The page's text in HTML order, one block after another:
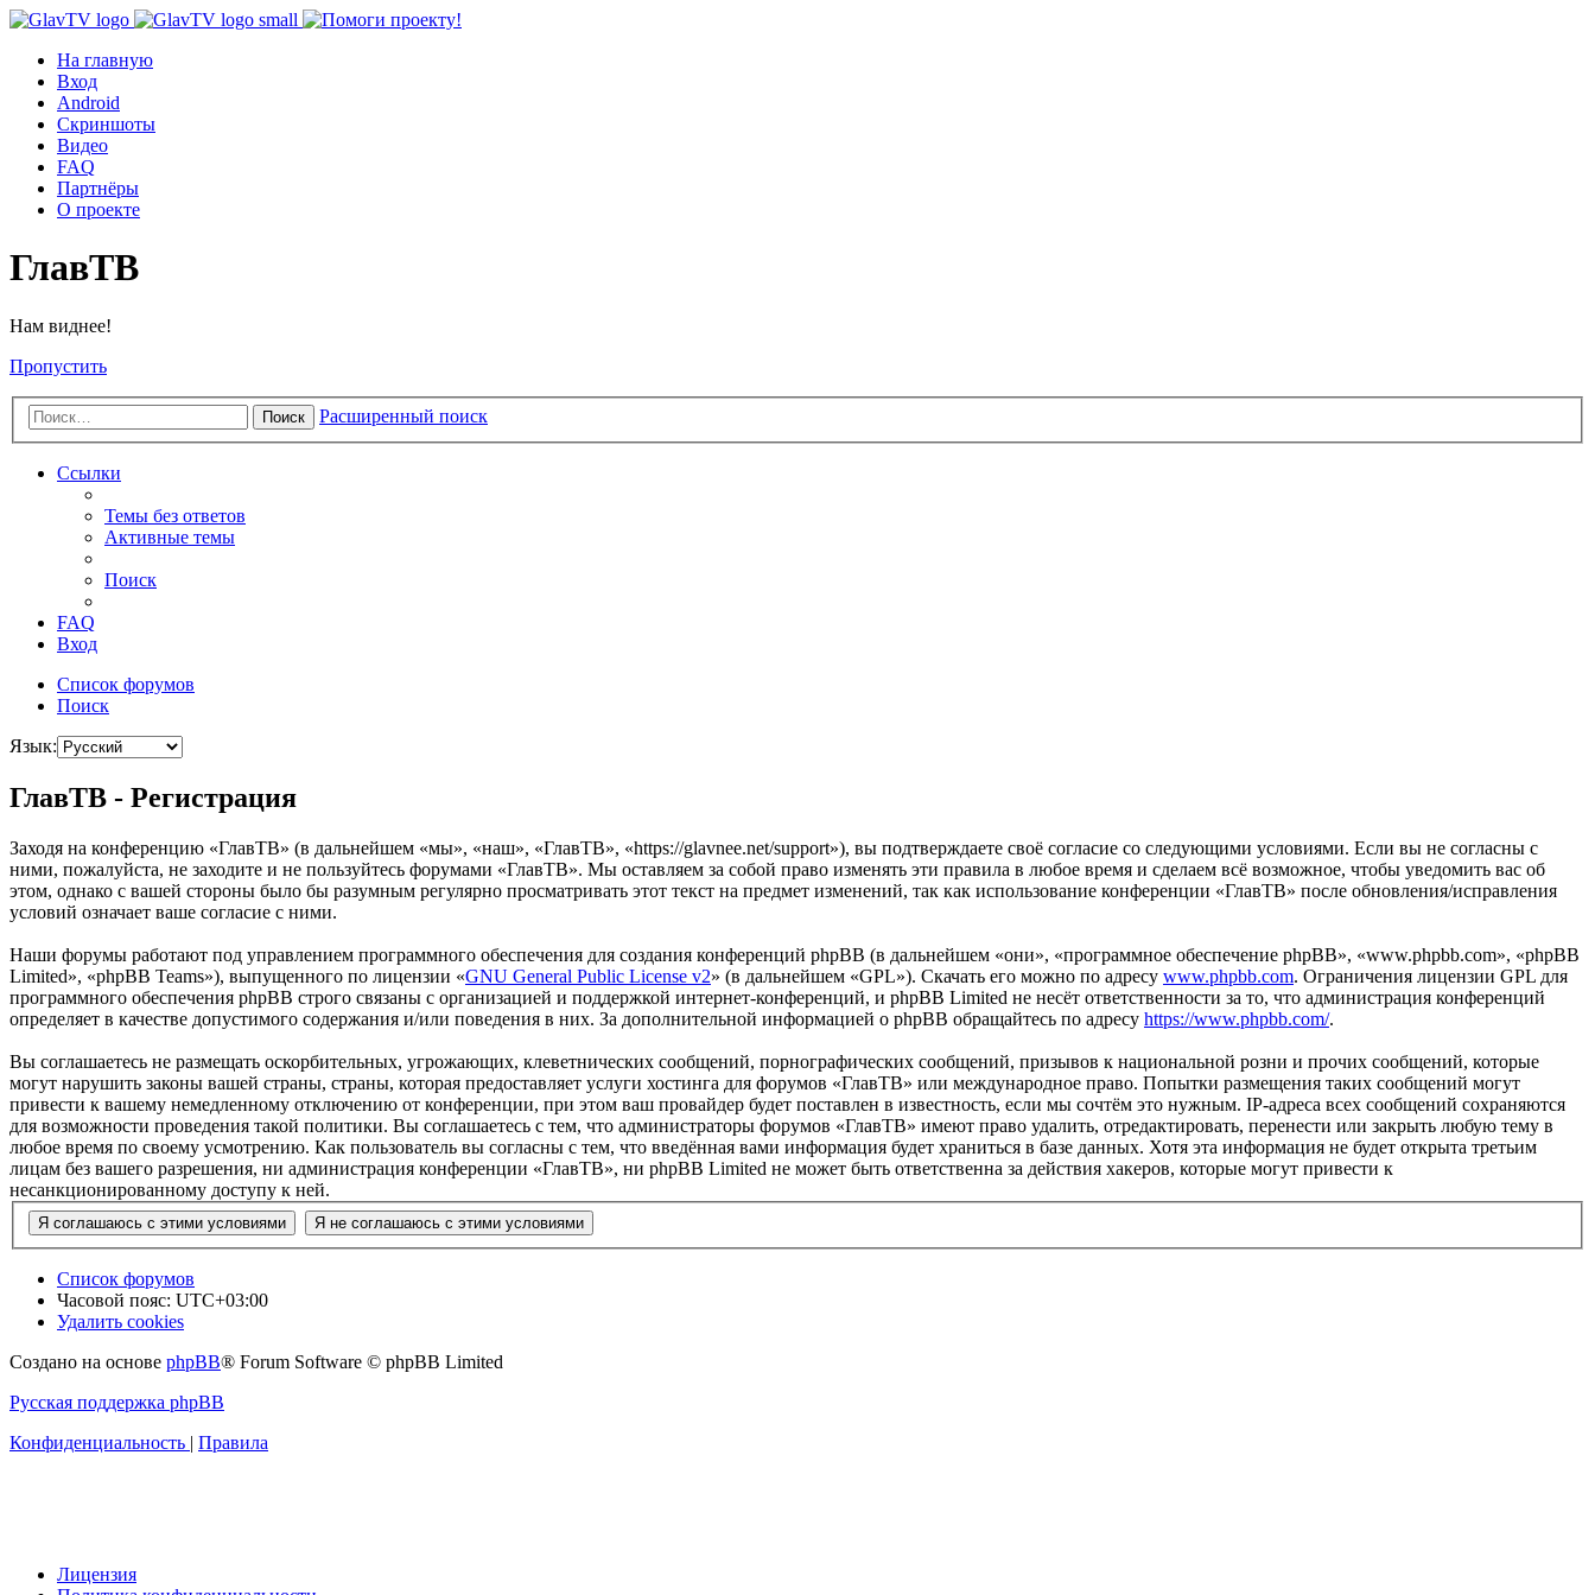
На главную
Вход
Android
Скриншоты
Видео
FAQ
Партнёры
О проекте
ГлавТВ
Нам виднее!
Пропустить
Поиск Расширенный поиск
Ссылки
Темы без ответов
Активные темы
Поиск
FAQ
Вход
Список форумов
Поиск
Язык:
ГлавТВ - Регистрация
Заходя на конференцию «ГлавТВ» (в дальнейшем «мы», «наш», «ГлавТВ», «https://glavnee.net/support»), вы подтверждаете своё согласие со следующими условиями. Если вы не согласны с
ними, пожалуйста, не заходите и не пользуйтесь форумами «ГлавТВ». Мы оставляем за собой право изменять эти правила в любое время и сделаем всё возможное, чтобы уведомить вас об
этом, однако с вашей стороны было бы разумным регулярно просматривать этот текст на предмет изменений, так как использование конференции «ГлавТВ» после обновления/исправления
условий означает ваше согласие с ними.
Наши форумы работают под управлением программного обеспечения для создания конференций phpBB (в дальнейшем «они», «программное обеспечение phpBB», «www.phpbb.com», «phpBB
Limited», «phpBB Teams»), выпущенного по лицензии «GNU General Public License v2» (в дальнейшем «GPL»). Скачать его можно по адресу www.phpbb.com. Ограничения лицензии GPL для
программного обеспечения phpBB строго связаны с организацией и поддержкой интернет-конференций, и phpBB Limited не несёт ответственности за то, что администрация конференций
определяет в качестве допустимого содержания и/или поведения в них. За дополнительной информацией о phpBB обращайтесь по адресу https://www.phpbb.com/.
Вы соглашаетесь не размещать оскорбительных, угрожающих, клеветнических сообщений, порнографических сообщений, призывов к национальной розни и прочих сообщений, которые
могут нарушить законы вашей страны, страны, которая предоставляет услуги хостинга для форумов «ГлавТВ» или международное право. Попытки размещения таких сообщений могут
привести к вашему немедленному отключению от конференции, при этом ваш провайдер будет поставлен в известность, если мы сочтём это нужным. IP-адреса всех сообщений сохраняются
для возможности проведения такой политики. Вы соглашаетесь с тем, что администраторы форумов «ГлавТВ» имеют право удалить, отредактировать, перенести или закрыть любую тему в
любое время по своему усмотрению. Как пользователь вы согласны с тем, что введённая вами информация будет храниться в базе данных. Хотя эта информация не будет открыта третьим
лицам без вашего разрешения, ни администрация конференции «ГлавТВ», ни phpBB Limited не может быть ответственна за действия хакеров, которые могут привести к
несанкционированному доступу к ней.
Список форумов
Часовой пояс: UTC+03:00
Удалить cookies
Создано на основе phpBB® Forum Software © phpBB Limited
Русская поддержка phpBB
Конфиденциальность | Правила
Лицензия